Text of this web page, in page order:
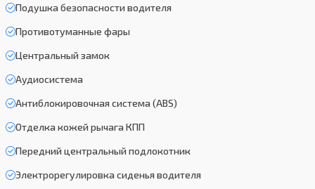
Подушка безопасности водителя
Противотуманные фары
Центральный замок
Аудиосистема
Антиблокировочная система (ABS)
Отделка кожей рычага КПП
Передний центральный подлокотник
Электрорегулировка сиденья водителя